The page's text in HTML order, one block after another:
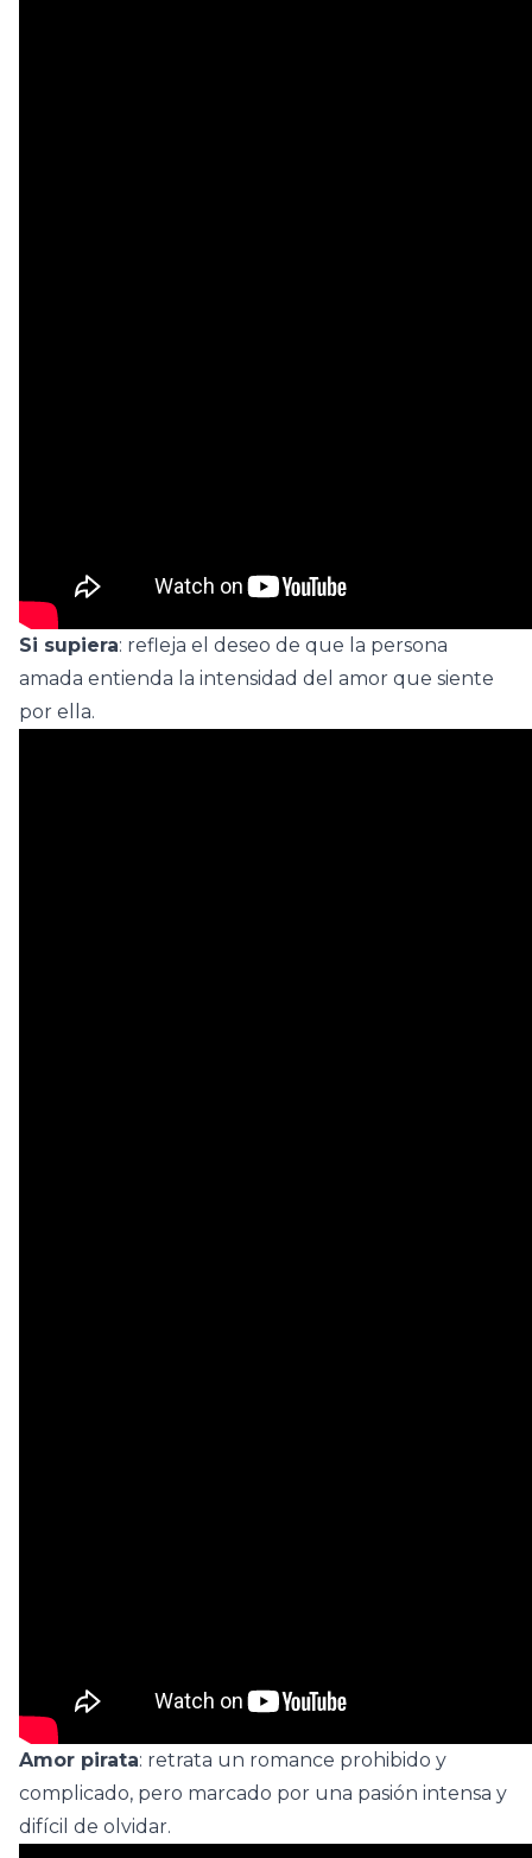
Si supiera: refleja el deseo de que la persona
amada entienda la intensidad del amor que siente
por ella.
Amor pirata: retrata un romance prohibido y
complicado, pero marcado por una pasión intensa y
difícil de olvidar.